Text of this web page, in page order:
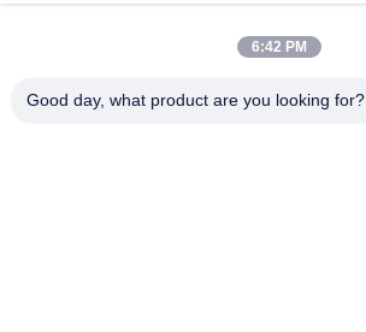
sales@gorelink.com
6:42 PM
Good day, what product are you looking for?